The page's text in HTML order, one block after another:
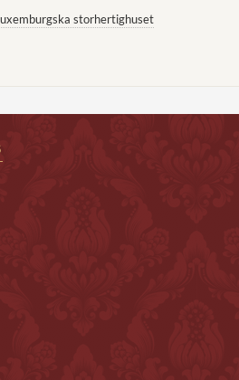
storhertighuset